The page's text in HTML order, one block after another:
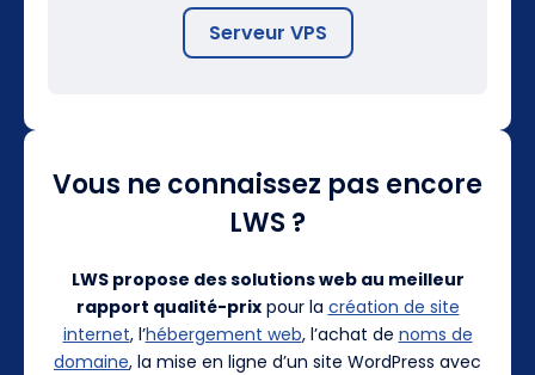
Serveur VPS
Vous ne connaissez pas encore
LWS ?
LWS propose des solutions web au meilleur
rapport qualité-prixpour la création de site
internet, l’hébergement web, l’achat de noms de
domaine, la mise en ligne d’un site WordPress avec